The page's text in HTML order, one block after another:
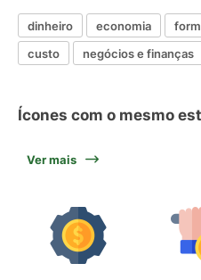
dinheiro economia
custo
negócios e finanças
Ícones com o mesmo
Ver mais